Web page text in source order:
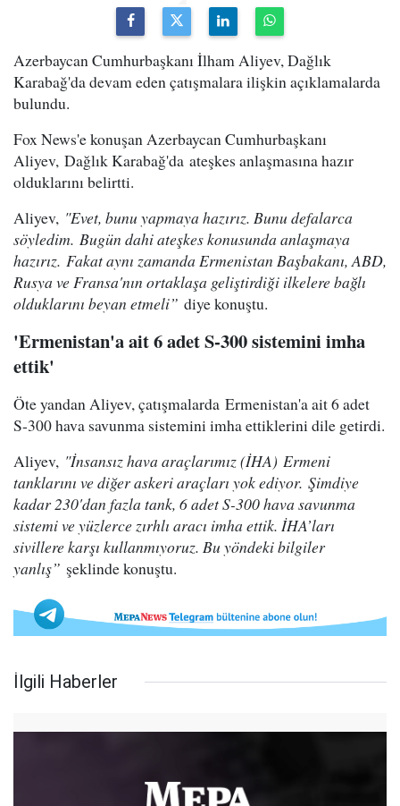
Azerbaycan Cumhurbaşkanı İlham Aliyev, Dağlık
Karabağ'da devam eden çatışmalara ilişkin açıklamalarda
bulundu.
Fox News'e konuşan Azerbaycan Cumhurbaşkanı
Aliyev, Dağlık Karabağ'da ateşkes anlaşmasına hazır
olduklarını belirtti.
Aliyev, "Evet, bunu yapmaya hazırız. Bunu defalarca
söyledim. Bugün dahi ateşkes konusunda anlaşmaya
hazırız. Fakat aynı zamanda Ermenistan Başbakanı, ABD,
Rusya ve Fransa'nın ortaklaşa geliştirdiği ilkelere bağlı
olduklarını beyan etmeli” diye konuştu.
'Ermenistan'a ait 6 adet S-300 sistemini imha
ettik'
Öte yandan Aliyev, çatışmalarda Ermenistan'a ait 6 adet
S-300 hava savunma sistemini imha ettiklerini dile getirdi.
Aliyev, "İnsansız hava araçlarımız (İHA) Ermeni
tanklarını ve diğer askeri araçları yok ediyor. Şimdiye
kadar 230'dan fazla tank, 6 adet S-300 hava savunma
sistemi ve yüzlerce zırhlı aracı imha ettik. İHA’ları
sivillere karşı kullanmıyoruz. Bu yöndeki bilgiler
yanlış” şeklinde konuştu.
İlgili Haberler